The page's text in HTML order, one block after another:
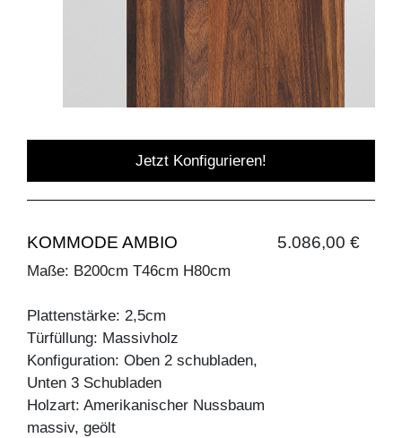
Jetzt Konfigurieren!
KOMMODE AMBIO 5.086,00 €
Maße: B200cm T46cm H80cm
Plattenstärke: 2,5cm
Türfüllung: Massivholz
Konfiguration: Oben 2 schubladen,
Unten 3 Schubladen
Holzart: Amerikanischer Nussbaum
massiv, geölt